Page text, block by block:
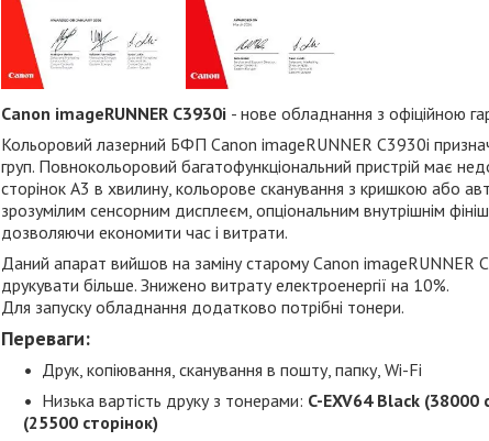
Canon imageRUNNER C3930i - нове обладнання з офіційною
Кольоровий лазерний БФП Canon imageRUNNER C3930i
груп. Повнокольоровий багатофункціональний пристрій має
сторінок А3 в хвилину, кольорове сканування з кришкою або
зрозумілим сенсорним дисплеєм, опціональним внутрішнім
дозволяючи економити час і витрати.
Даний апарат вийшов на заміну старому Canon imageRUNNER
друкувати більше. Знижено витрату електроенергії на 10%.
Для запуску обладнання додатково потрібні тонери.
Переваги:
Друк, копіювання, сканування в пошту, папку, Wi-Fi
Низька вартість друку з тонерами: C-EXV64 Black (38000
(25500 сторінок)